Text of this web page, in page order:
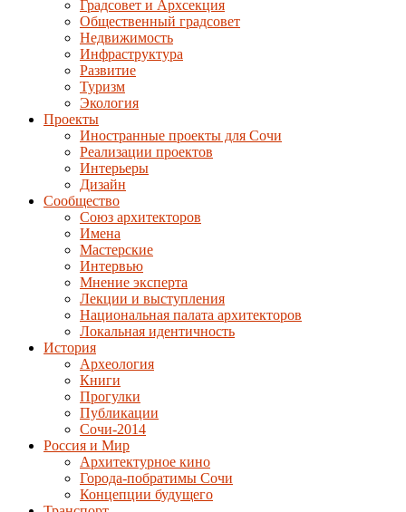
Градсовет и Архсекция
Общественный градсовет
Недвижимость
Инфраструктура
Развитие
Туризм
Экология
Проекты
Иностранные проекты для Сочи
Реализации проектов
Интерьеры
Дизайн
Сообщество
Союз архитекторов
Имена
Мастерские
Интервью
Мнение эксперта
Лекции и выступления
Национальная палата архитекторов
Локальная идентичность
История
Археология
Книги
Прогулки
Публикации
Сочи-2014
Россия и Мир
Архитектурное кино
Города-побратимы Сочи
Концепции будущего